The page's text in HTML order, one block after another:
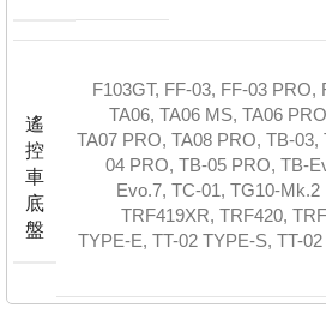
遙
控
車
底
盤
F103GT, FF-03, FF-03 PRO,
TA06, TA06 MS, TA06 PRO
TA07 PRO, TA08 PRO, TB-03,
04 PRO, TB-05 PRO, TB-
Evo.7, TC-01, TG10-Mk.2
TRF419XR, TRF420,
TYPE-E, TT-02 TYPE-S, TT-